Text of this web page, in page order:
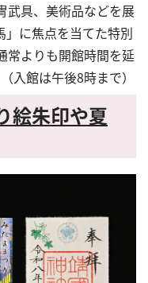
武具、美術品などを展
」に焦点を当てた特別
常よりも開館時間を延
入館は午後8時まで）
絵朱印や夏